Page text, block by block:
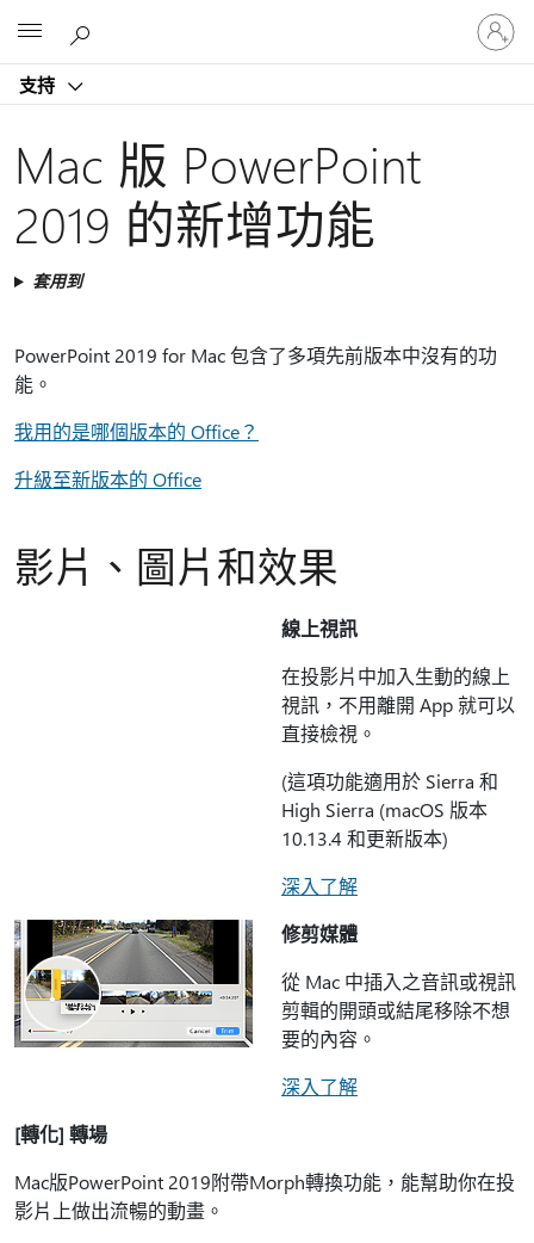
支持
登
入
您
Mac 版 PowerPoint
2019 的新增功能
套用到
PowerPoint 2019 for Mac 包含了多項先前版本中沒有的功
能。
我用的是哪個版本的 Office？
升級至新版本的 Office
影片、圖片和效果
線上視訊
在投影片中加入生動的線上
視訊，不用離開 App 就可以
直接檢視。
(這項功能適用於 Sierra 和
High Sierra (macOS 版本
10.13.4 和更新版本)
深入了解
修剪媒體
從 Mac 中插入之音訊或視訊
剪輯的開頭或結尾移除不想
要的內容。
深入了解
[轉化] 轉場
Mac版PowerPoint 2019附帶Morph轉換功能，能幫助你在投
影片上做出流暢的動畫。